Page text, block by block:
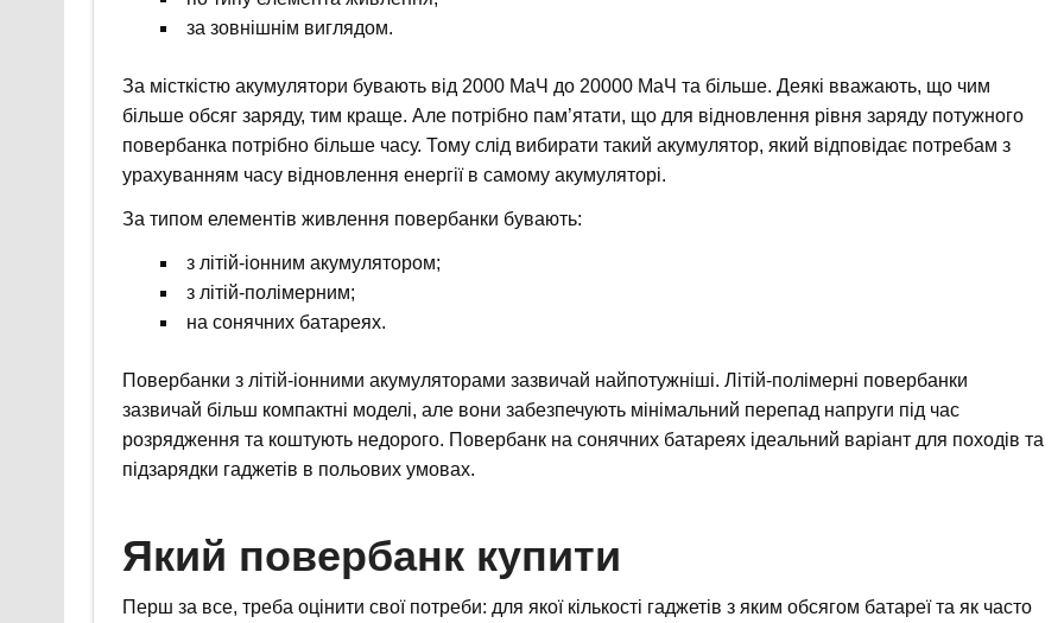
за зовнішнім виглядом.
За місткістю акумулятори бувають від 2000 МаЧ до 20000 МаЧ та більше. Деякі вважають, що чим
більше обсяг заряду, тим краще. Але потрібно пам’ятати, що для відновлення рівня заряду потужного
повербанка потрібно більше часу. Тому слід вибирати такий акумулятор, який відповідає потребам з
урахуванням часу відновлення енергії в самому акумуляторі.
За типом елементів живлення повербанки бувають:
з літій-іонним акумулятором;
з літій-полімерним;
на сонячних батареях.
Повербанки з літій-іонними акумуляторами зазвичай найпотужніші. Літій-полімерні повербанки
зазвичай більш компактні моделі, але вони забезпечують мінімальний перепад напруги під час
розрядження та коштують недорого. Повербанк на сонячних батареях ідеальний варіант для походів та
підзарядки гаджетів в польових умовах.
Який повербанк купити
Перш за все, треба оцінити свої потреби: для якої кількості гаджетів з яким обсягом батареї та як часто